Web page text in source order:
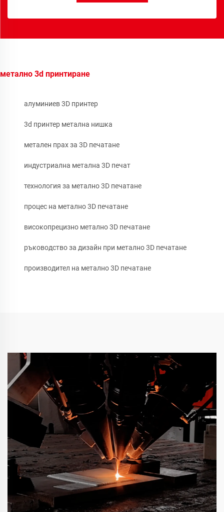
метално 3d принтиране
алуминиев 3D принтер
3d принтер метална нишка
метален прах за 3D печатане
индустриална метална 3D печат
технология за метално 3D печатане
процес на метално 3D печатане
високопрецизно метално 3D печатане
ръководство за дизайн при метално 3D печатане
производител на метално 3D печатане